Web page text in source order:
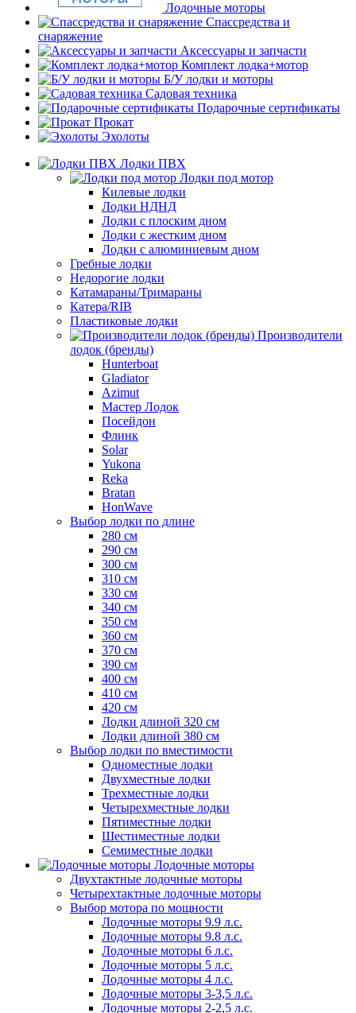
Лодочные моторы
Спассредства и
снаряжение
Аксессуары и запчасти
Комплект лодка+мотор
Б/У лодки и моторы
Садовая техника
Подарочные сертификаты
Прокат
Эхолоты
Лодки ПВХ
Лодки под мотор
Килевые лодки
Лодки НДНД
Лодки с плоским дном
Лодки с жестким дном
Лодки с алюминиевым дном
Гребные лодки
Недорогие лодки
Катамараны/Тримараны
Катера/RIB
Пластиковые лодки
Производители
лодок (бренды)
Hunterboat
Gladiator
Azimut
Мастер Лодок
Посейдон
Флинк
Solar
Yukona
Reka
Bratan
HonWave
Выбор лодки по длине
280 см
290 см
300 см
310 см
330 см
340 см
350 см
360 см
370 см
390 см
400 см
410 см
420 см
Лодки длиной 320 см
Лодки длиной 380 см
Выбор лодки по вместимости
Одноместные лодки
Двухместные лодки
Трехместные лодки
Четырехместные лодки
Пятиместные лодки
Шестиместные лодки
Семиместные лодки
Лодочные моторы
Двухтактные лодочные моторы
Четырехтактные лодочные моторы
Выбор мотора по мощности
Лодочные моторы 9.9 л.с.
Лодочные моторы 9.8 л.с.
Лодочные моторы 6 л.с.
Лодочные моторы 5 л.с.
Лодочные моторы 4 л.с.
Лодочные моторы 3-3,5 л.с.
Лодочные моторы 2-2,5 л.с.